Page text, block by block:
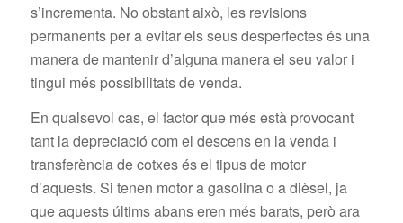
s’incrementa. No obstant això, les revisions
permanents per a evitar els seus desperfectes és una
manera de mantenir d’alguna manera el seu valor i
tingui més possibilitats de venda.
En qualsevol cas, el factor que més està provocant
tant la depreciació com el descens en la venda i
transferència de cotxes és el tipus de motor
d’aquests. Si tenen motor a gasolina o a dièsel, ja
que aquests últims abans eren més barats, però ara